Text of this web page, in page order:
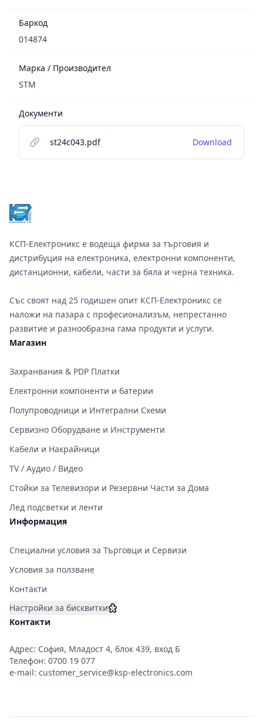
Баркод
014874
Марка / Производител
STM
Документи
st24c043.pdf Download
КСП-Електроникс е водеща фирма за търговия и
дистрибуция на електроника, електронни компоненти,
дистанционни, кабели, части за бяла и черна техника.
Със своят над 25 годишен опит КСП-Електроникс се
наложи на пазара с професионализъм, непрестанно
развитие и разнообразна гама продукти и услуги.
Магазин
Захранвания & PDP Платки
Електронни компоненти и батерии
Полупроводници и Интегрални Схеми
Сервизно Оборудване и Инструменти
Кабели и Накрайници
TV / Аудио / Видео
Стойки за Телевизори и Резервни Части за Дома
Лед подсветки и ленти
Информация
Специални условия за Търговци и Сервизи
Условия за ползване
Контакти
Настройки за бисквитки
Контакти
Адрес: София, Младост 4, блок 439, вход Б
Телефон: 0700 19 077
e-mail: customer_service@ksp-electronics.com